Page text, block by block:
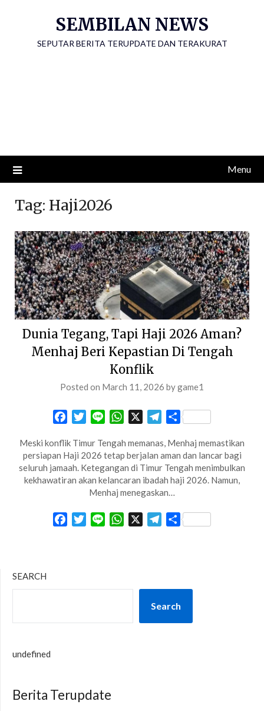
SEMBILAN NEWS
SEPUTAR BERITA TERUPDATE DAN TERAKURAT
Menu
Tag: Haji2026
Dunia Tegang, Tapi Haji 2026 Aman?
Menhaj Beri Kepastian Di Tengah
Konflik
Posted on March 11, 2026 bygame1
FacebookTwitterLine WhatsApp Telegram
Share
Meski konflik Timur Tengah memanas, Menhaj memastikan
persiapan Haji 2026 tetap berjalan aman dan lancar bagi
seluruh jamaah. Ketegangan di Timur Tengah menimbulkan
kekhawatiran akan kelancaran ibadah haji 2026. Namun,
Menhaj menegaskan…
FacebookTwitterLine WhatsApp Telegram
Share
SEARCH
Search
undefined
Berita Terupdate